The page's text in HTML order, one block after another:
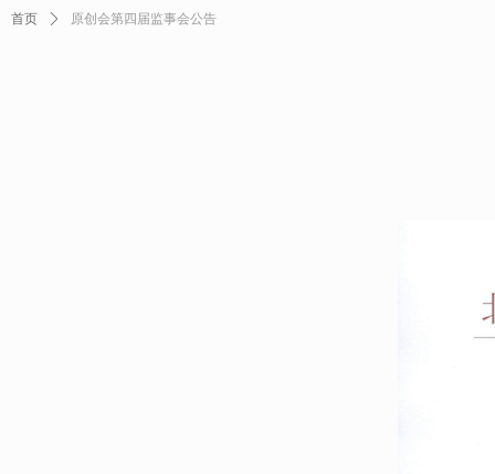
首页 ꄲ 原创会第四届监事会公告